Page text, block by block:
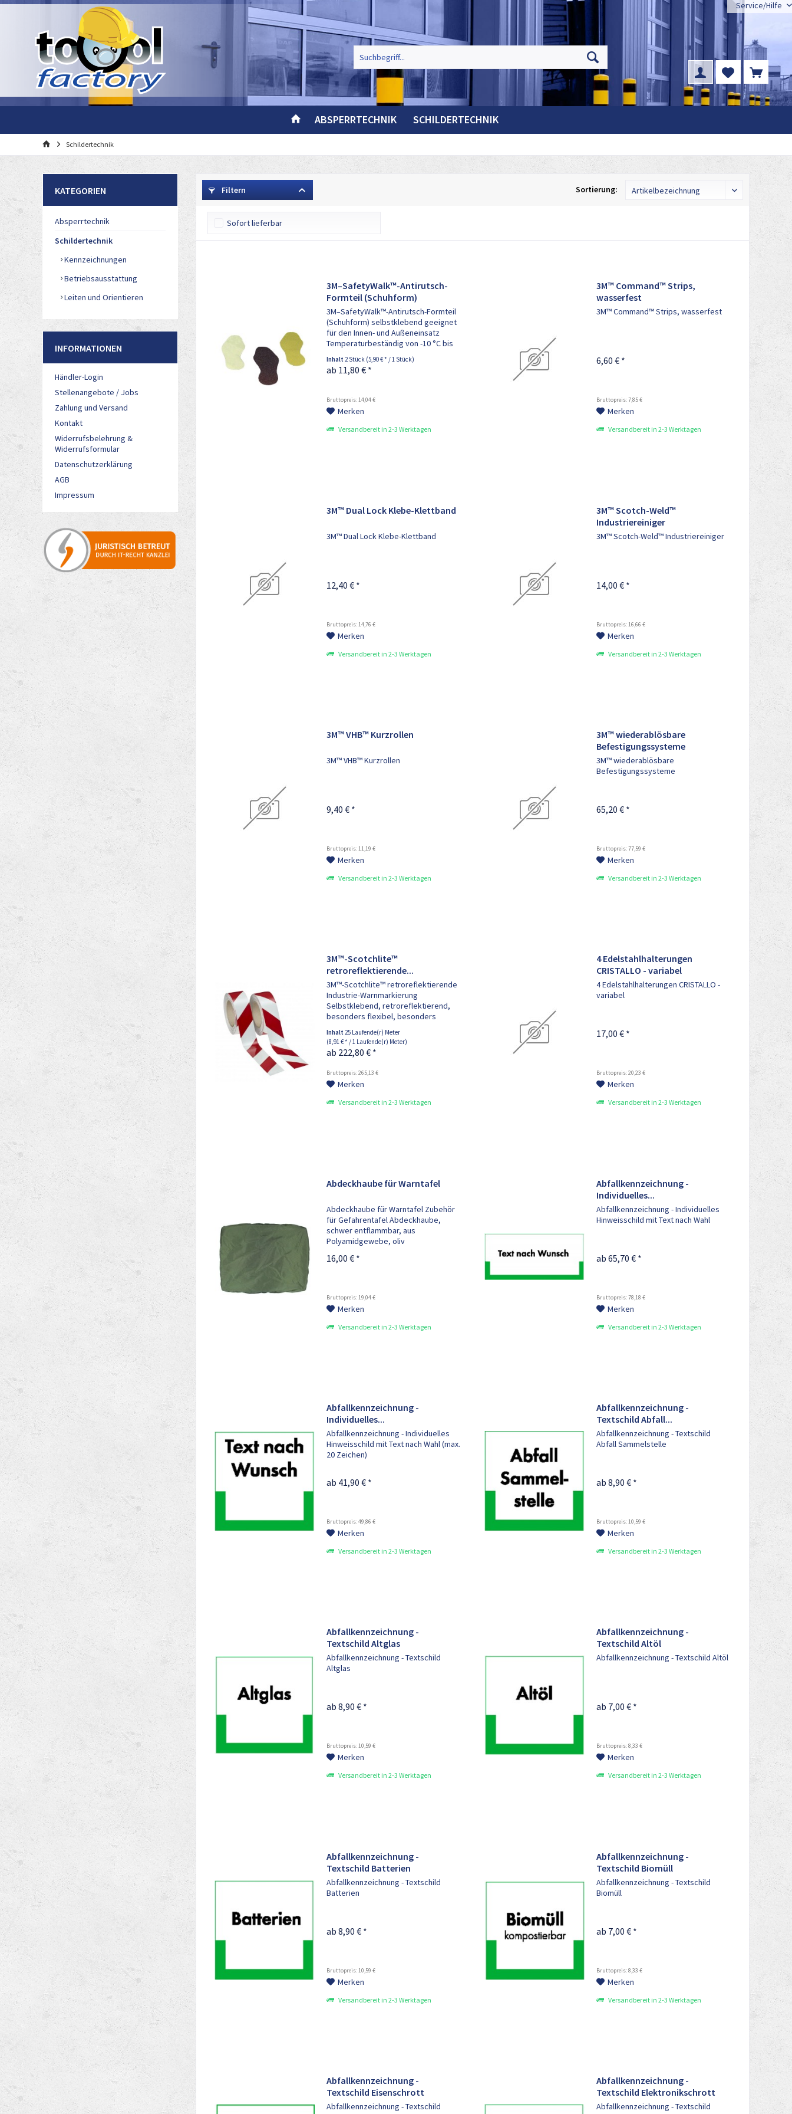
Service/Hilfe
ABSPERRTECHNIK SCHILDERTECHNIK
Schildertechnik
KATEGORIEN
Absperrtechnik
Schildertechnik
Kennzeichnungen
Betriebsausstattung
Leiten und Orientieren
INFORMATIONEN
Händler-Login
Stellenangebote / Jobs
Zahlung und Versand
Kontakt
Widerrufsbelehrung &
Widerrufsformular
Datenschutzerklärung
AGB
Impressum
Filtern Sortierung:
Sofort lieferbar
3M–SafetyWalk™-Antirutsch-
Formteil (Schuhform)
3M–SafetyWalk™-Antirutsch-Formteil
(Schuhform) selbstklebend geeignet
für den Innen- und Außeneinsatz
Temperaturbeständig von -10 °C bis
+60 °C Rutschhemmung R 13 (BGR
181) Qualitäten: Typ 1 Universal: für
glatte Böden Typ 2 verformbar:...
Inhalt2 Stück (5,90 € * / 1 Stück)
ab 11,80 € *
Bruttopreis: 14,04 €
Merken
Versandbereit in 2-3 Werktagen
3M™ Command™ Strips,
wasserfest
3M™ Command™ Strips, wasserfest
6,60 € *
Bruttopreis: 7,85 €
Merken
Versandbereit in 2-3 Werktagen
3M™ Dual Lock Klebe-Klettband
3M™ Dual Lock Klebe-Klettband
12,40 € *
Bruttopreis: 14,76 €
Merken
Versandbereit in 2-3 Werktagen
3M™ Scotch-Weld™
Industriereiniger
3M™ Scotch-Weld™ Industriereiniger
14,00 € *
Bruttopreis: 16,66 €
Merken
Versandbereit in 2-3 Werktagen
3M™ VHB™ Kurzrollen
3M™ VHB™ Kurzrollen
9,40 € *
Bruttopreis: 11,19 €
Merken
Versandbereit in 2-3 Werktagen
3M™ wiederablösbare
Befestigungssysteme
3M™ wiederablösbare
Befestigungssysteme
65,20 € *
Bruttopreis: 77,59 €
Merken
Versandbereit in 2-3 Werktagen
3M™-Scotchlite™
retroreflektierende...
3M™-Scotchlite™ retroreflektierende
Industrie-Warnmarkierung
Selbstklebend, retroreflektierend,
besonders flexibel, besonders
widerstandsfähig und haltbar, für
Kennzeichnungen im Innen- und
Außenbereich geeignet. Nach DIN
4844 für...
Inhalt25 Laufende(r) Meter
(8,91 € * / 1 Laufende(r) Meter)
ab 222,80 € *
Bruttopreis: 265,13 €
Merken
Versandbereit in 2-3 Werktagen
4 Edelstahlhalterungen
CRISTALLO - variabel
4 Edelstahlhalterungen CRISTALLO -
variabel
17,00 € *
Bruttopreis: 20,23 €
Merken
Versandbereit in 2-3 Werktagen
Abdeckhaube für Warntafel
Abdeckhaube für Warntafel Zubehör
für Gefahrentafel Abdeckhaube,
schwer entflammbar, aus
Polyamidgewebe, oliv
16,00 € *
Bruttopreis: 19,04 €
Merken
Versandbereit in 2-3 Werktagen
Abfallkennzeichnung -
Individuelles...
Abfallkennzeichnung - Individuelles
Hinweisschild mit Text nach Wahl
ab 65,70 € *
Bruttopreis: 78,18 €
Merken
Versandbereit in 2-3 Werktagen
Abfallkennzeichnung -
Individuelles...
Abfallkennzeichnung - Individuelles
Hinweisschild mit Text nach Wahl (max.
20 Zeichen)
ab 41,90 € *
Bruttopreis: 49,86 €
Merken
Versandbereit in 2-3 Werktagen
Abfallkennzeichnung -
Textschild Abfall...
Abfallkennzeichnung - Textschild
Abfall Sammelstelle
ab 8,90 € *
Bruttopreis: 10,59 €
Merken
Versandbereit in 2-3 Werktagen
Abfallkennzeichnung -
Textschild Altglas
Abfallkennzeichnung - Textschild
Altglas
ab 8,90 € *
Bruttopreis: 10,59 €
Merken
Versandbereit in 2-3 Werktagen
Abfallkennzeichnung -
Textschild Altöl
Abfallkennzeichnung - Textschild Altöl
ab 7,00 € *
Bruttopreis: 8,33 €
Merken
Versandbereit in 2-3 Werktagen
Abfallkennzeichnung -
Textschild Batterien
Abfallkennzeichnung - Textschild
Batterien
ab 8,90 € *
Bruttopreis: 10,59 €
Merken
Versandbereit in 2-3 Werktagen
Abfallkennzeichnung -
Textschild Biomüll
Abfallkennzeichnung - Textschild
Biomüll
ab 7,00 € *
Bruttopreis: 8,33 €
Merken
Versandbereit in 2-3 Werktagen
Abfallkennzeichnung -
Textschild Eisenschrott
Abfallkennzeichnung - Textschild
Abfallkennzeichnung -
Textschild Elektronikschrott
Abfallkennzeichnung - Textschild